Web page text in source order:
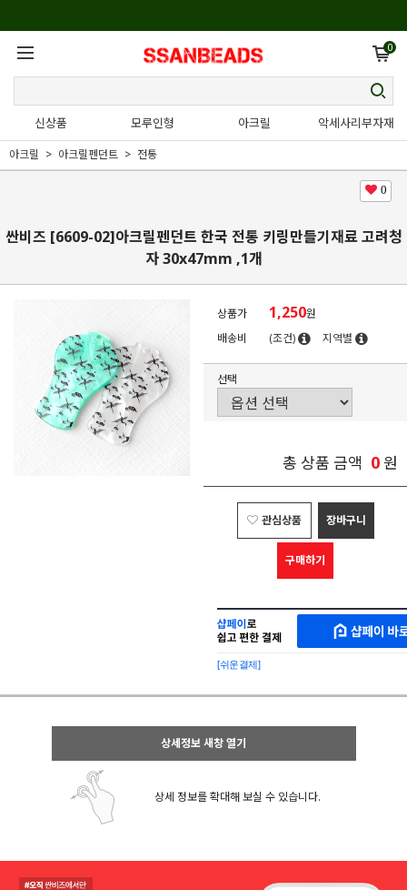
0
신상품 모루인형 아크릴 악세사리부자재
아크릴 아크릴펜던트 전통
0
싼비즈 [6609-02]아크릴펜던트 한국 전통 키링만들기재료 고려청
자 30x47mm ,1개
상품가 1,250원
배송비
(조건) 지역별
선택
총 상품 금액 0원
관심상품 장바구니
구매하기
MAKESHOP
SHOPPAY
로
간
구
샵
페
페
이
구
[쉬운결제]
상세정보 새창 열기
상세 정보를 확대해 보실 수 있습니다.